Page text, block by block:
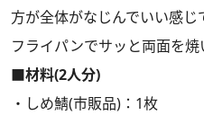
方が全体がなじんでいい感
フライパンでサッと両面を焼
■材料(2人分)
・しめ鯖(市販品)：1枚